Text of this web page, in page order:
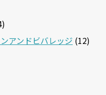
アンドビバレッジ (12)